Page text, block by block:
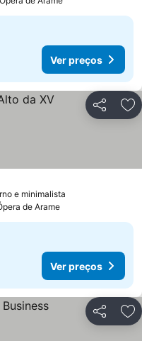
Ver preços
Partilhar
e minimalista
de Arame
Ver preços
Partilhar